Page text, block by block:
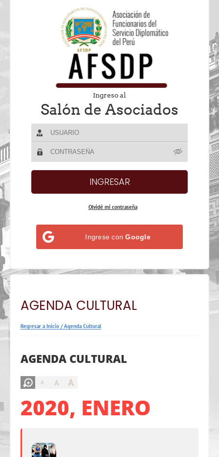
Ingreso al
Salón de Asociados
Olvidé mi contraseña
Ingrese conGoogle
AGENDA CULTURAL
Regresar a Inicio /Agenda Cultural
AGENDA CULTURAL
A A A
2020, ENERO